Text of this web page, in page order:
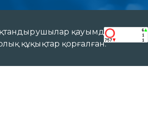
қауымдастығы
құқықтар қорғалған.